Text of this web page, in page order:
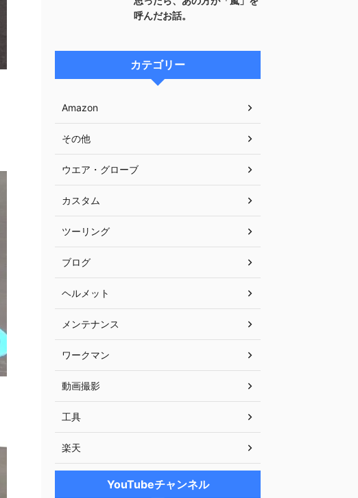
呼んだお話。
カテゴリー
Amazon
その他
ウエア・グローブ
カスタム
ツーリング
ブログ
ヘルメット
メンテナンス
ワークマン
動画撮影
工具
楽天
YouTubeチャンネル